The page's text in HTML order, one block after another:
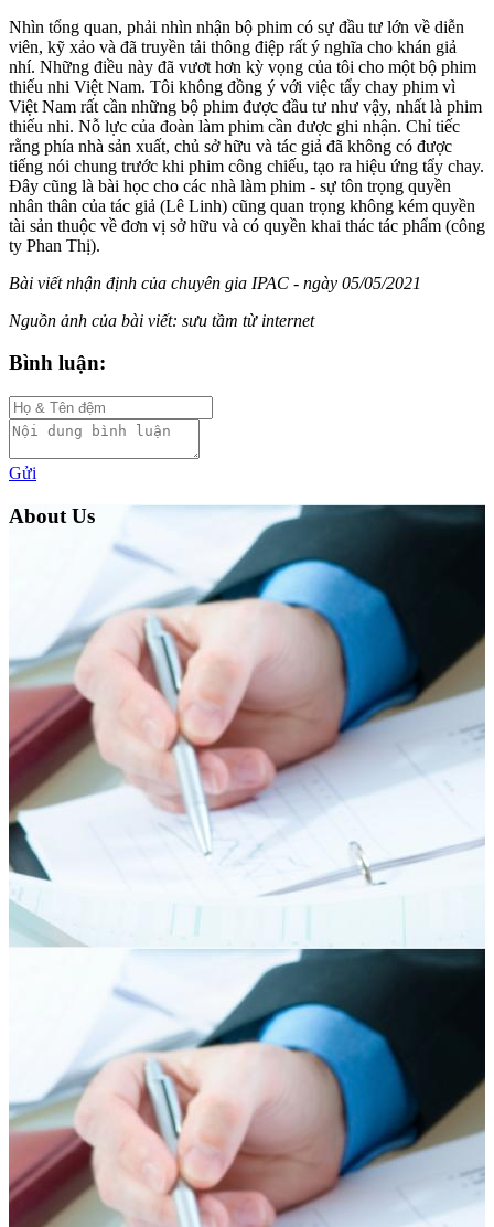
Nhìn tổng quan, phải nhìn nhận bộ phim có sự đầu tư lớn về diễn
viên, kỹ xảo và đã truyền tải thông điệp rất ý nghĩa cho khán giả
nhí. Những điều này đã vươt hơn kỳ vọng của tôi cho một bộ phim
thiếu nhi Việt Nam. Tôi không đồng ý với việc tẩy chay phim vì
Việt Nam rất cần những bộ phim được đầu tư như vậy, nhất là phim
thiếu nhi. Nỗ lực của đoàn làm phim cần được ghi nhận. Chỉ tiếc
rằng phía nhà sản xuất, chủ sở hữu và tác giả đã không có được
tiếng nói chung trước khi phim công chiếu, tạo ra hiệu ứng tẩy chay.
Đây cũng là bài học cho các nhà làm phim - sự tôn trọng quyền
nhân thân của tác giả (Lê Linh) cũng quan trọng không kém quyền
tài sản thuộc về đơn vị sở hữu và có quyền khai thác tác phẩm (công
ty Phan Thị).
Bài viết nhận định của chuyên gia IPAC - ngày 05/05/2021
Nguồn ảnh của bài viết: sưu tầm từ internet
Bình luận:
Gửi
About Us